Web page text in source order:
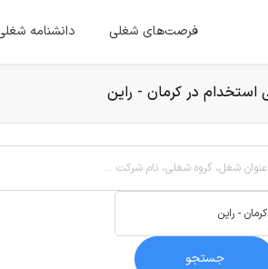
فرصت‌های شغلی دانشنامه
عنوان شغل، گروه شغلی، نام شرکت ...
جستجو